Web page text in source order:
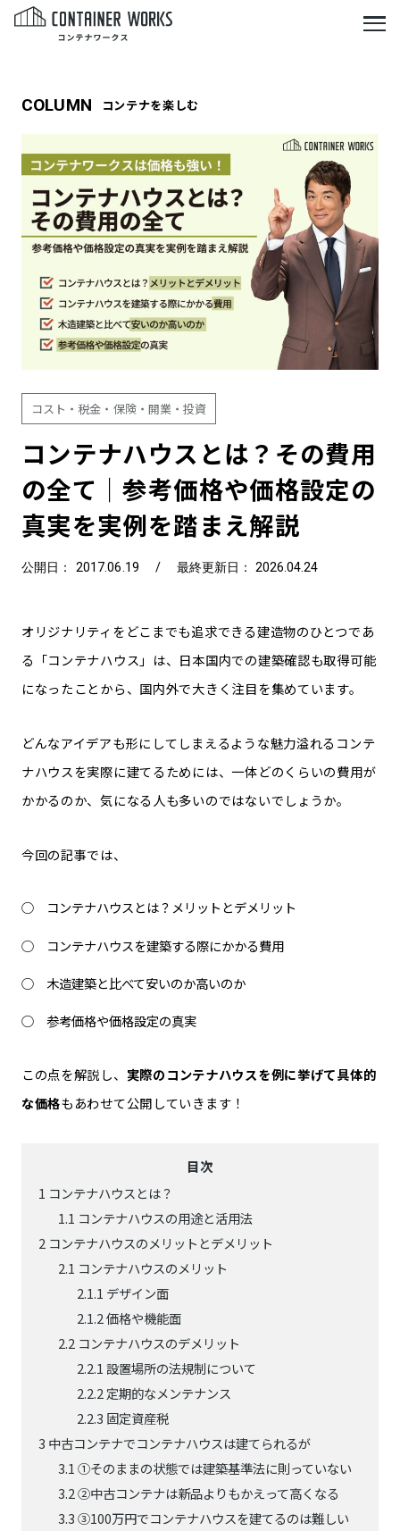
コンテナを楽しむ
COLUMN
コスト・税金・保険・開業・投資
コンテナハウスとは？その費用
の全て｜参考価格や価格設定の
真実を実例を踏まえ解説
公開日： 2017.06.19 /最終更新日： 2026.04.24
オリジナリティをどこまでも追求できる建造物のひとつであ
る「コンテナハウス」は、日本国内での建築確認も取得可能
になったことから、国内外で大きく注目を集めています。
どんなアイデアも形にしてしまえるような魅力溢れるコンテ
ナハウスを実際に建てるためには、一体どのくらいの費用が
かかるのか、気になる人も多いのではないでしょうか。
今回の記事では、
コンテナハウスとは？メリットとデメリット
コンテナハウスを建築する際にかかる費用
木造建築と比べて安いのか高いのか
参考価格や価格設定の真実
この点を解説し、 実際のコンテナハウスを例に挙げて具体的
な価格もあわせて公開していきます！
目次
1 コンテナハウスとは？
1.1 コンテナハウスの用途と活用法
2 コンテナハウスのメリットとデメリット
2.1 コンテナハウスのメリット
2.1.1 デザイン面
2.1.2価格や機能面
2.2 コンテナハウスのデメリット
2.2.1 設置場所の法規制について
2.2.2 定期的なメンテナンス
2.2.3 固定資産税
3 中古コンテナでコンテナハウスは建てられるが
3.1 ①そのままの状態では建築基準法に則っていない
3.2②中古コンテナは新品よりもかえって高くなる
3.3③100万円でコンテナハウスを建てるのは難しい